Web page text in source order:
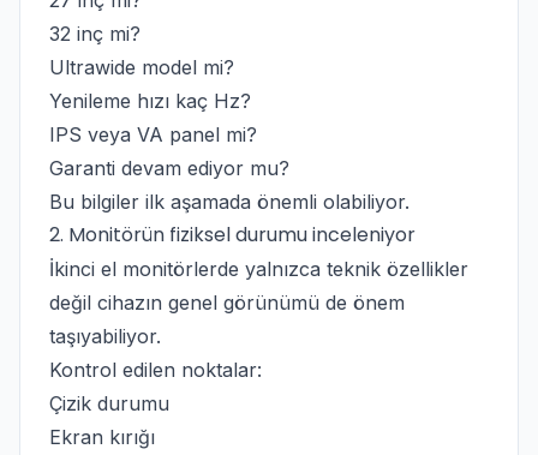
32 inç mi?
Ultrawide model mi?
Yenileme hızı kaç Hz?
IPS veya VA panel mi?
Garanti devam ediyor mu?
Bu bilgiler ilk aşamada önemli olabiliyor.
2. Monitörün fiziksel durumu inceleniyor
İkinci el monitörlerde yalnızca teknik özellikler
değil cihazın genel görünümü de önem
taşıyabiliyor.
Kontrol edilen noktalar:
Çizik durumu
Ekran kırığı